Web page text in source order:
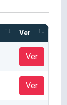
Ver
Ver
Ver